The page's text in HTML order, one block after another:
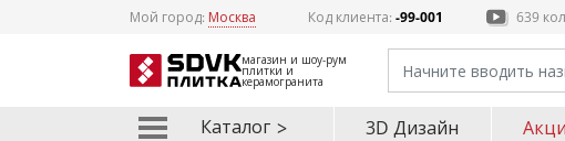
Мой город: Москва Код клиента: -99-001 639
магазин и шоу-рум
плитки и
керамогранита
Каталог 3D Дизайн